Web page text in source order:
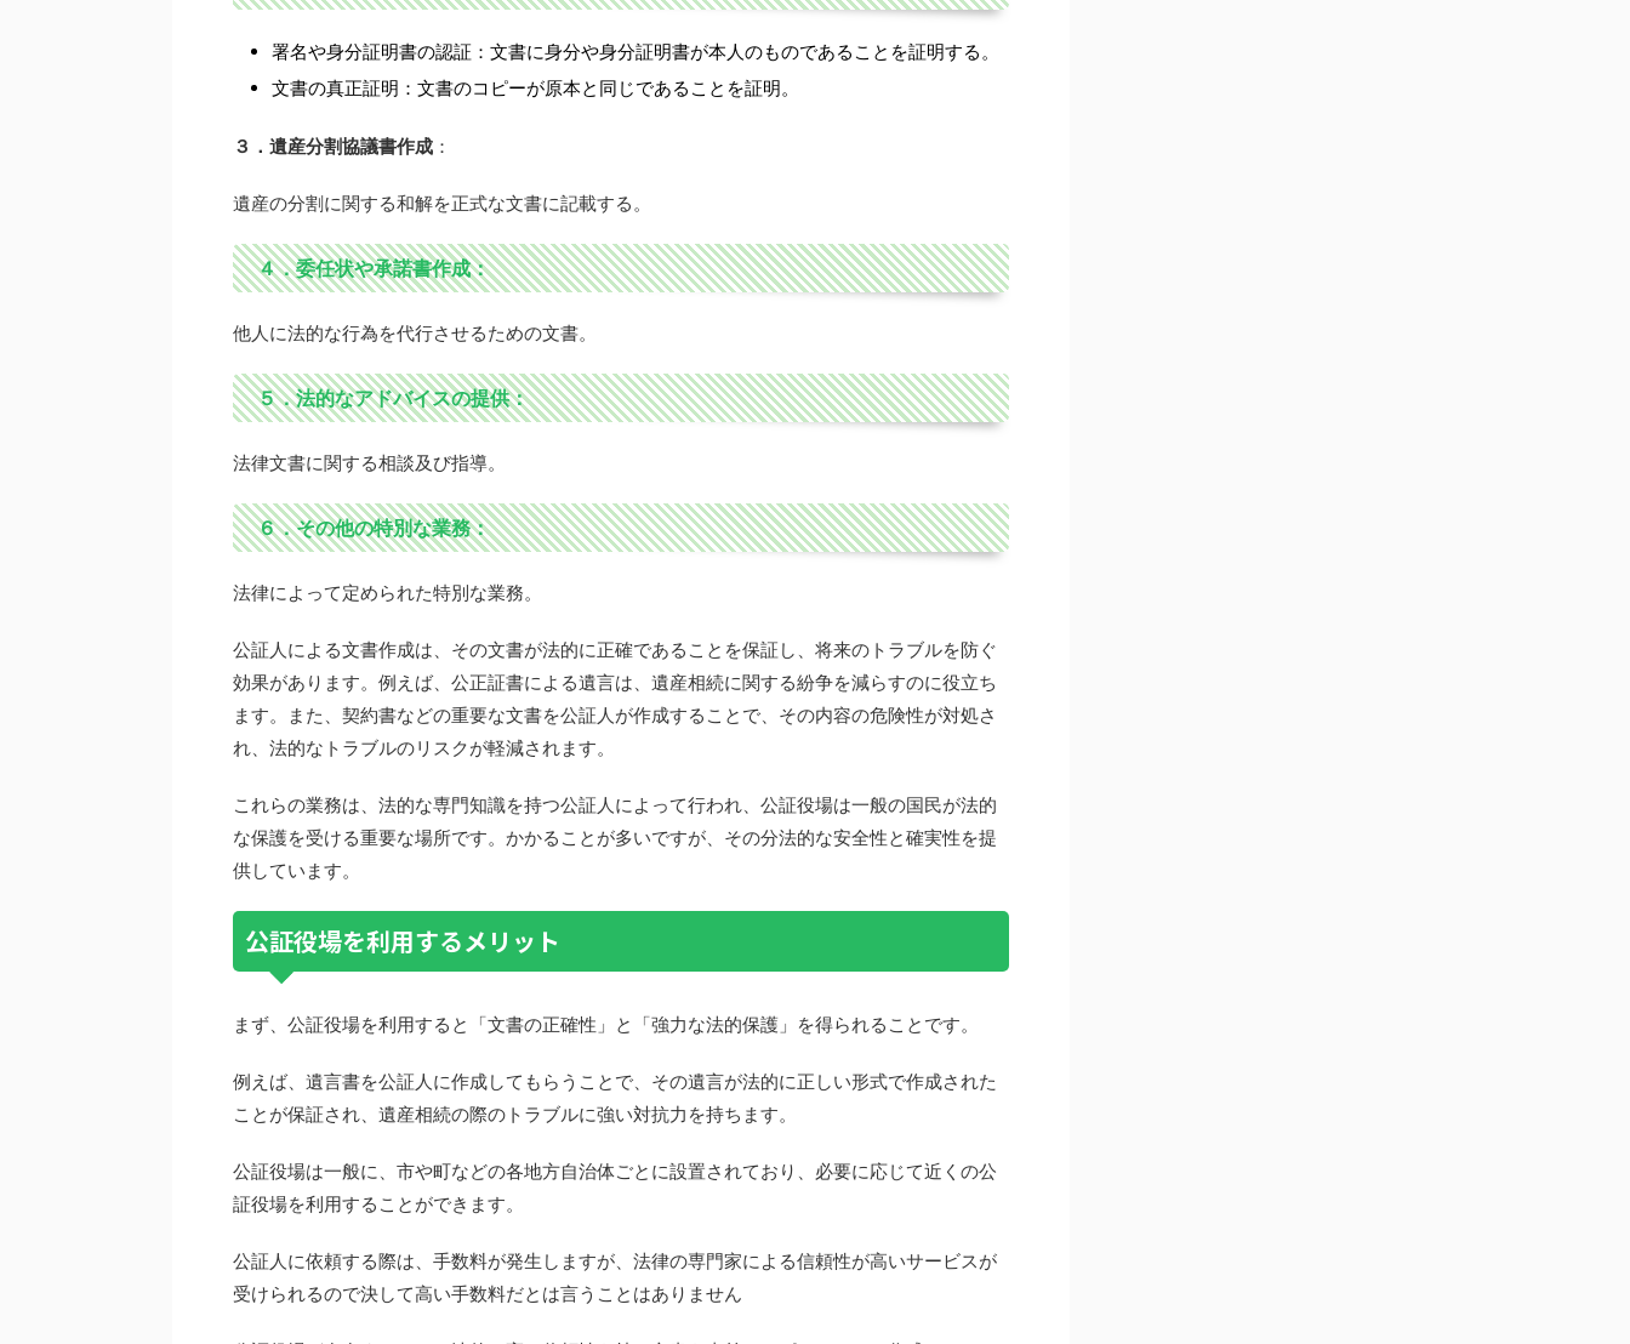
署名や身分証明書の認証：文書に身分や身分証明書が本人のものであることを証明する。
文書の真正証明：文書のコピーが原本と同じであることを証明。
３．遺産分割協議書作成 ：
遺産の分割に関する和解を正式な文書に記載する。
４．委任状や承諾書作成：
他人に法的な行為を代行させるための文書。
５．法的なアドバイスの提供：
法律文書に関する相談及び指導。
６．その他の特別な業務：
法律によって定められた特別な業務。
公証人による文書作成は、その文書が法的に正確であることを保証し、将来のトラブルを防ぐ
効果があります。例えば、公正証書による遺言は、遺産相続に関する紛争を減らすのに役立ち
ます。また、契約書などの重要な文書を公証人が作成することで、その内容の危険性が対処さ
れ、法的なトラブルのリスクが軽減されます。
これらの業務は、法的な専門知識を持つ公証人によって行われ、公証役場は一般の国民が法的
な保護を受ける重要な場所です。かかることが多いですが、その分法的な安全性と確実性を提
供しています。
公証役場を利用するメリット
まず、公証役場を利用すると「文書の正確性」と「強力な法的保護」を得られることです。
例えば、遺言書を公証人に作成してもらうことで、その遺言が法的に正しい形式で作成された
ことが保証され、遺産相続の際のトラブルに強い対抗力を持ちます。
公証役場は一般に、市や町などの各地方自治体ごとに設置されており、必要に応じて近くの公
証役場を利用することができます。
公証人に依頼する際は、手数料が発生しますが、法律の専門家による信頼性が高いサービスが
受けられるので決して高い手数料だとは言うことはありません